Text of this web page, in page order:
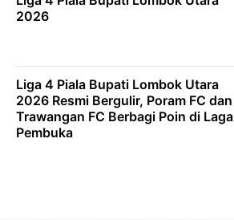
2026
Liga 4 Piala Bupati Lombok Utara
2026 Resmi Bergulir, Poram FC dan
Trawangan FC Berbagi Poin di Laga
Pembuka